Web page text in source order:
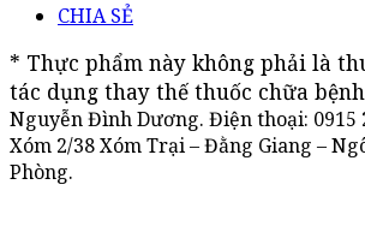
CHIA SẺ
* Thực phẩm này không phải là
tác dụng thay thế thuốc chữa bệnh
Nguyễn Đình Dương. Điện thoại: 0915
Xóm 2/38 Xóm Trại – Đằng Giang –
Phòng.